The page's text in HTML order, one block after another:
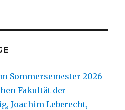
Sommersemester 2026
Fakultät der
Joachim Leberecht,